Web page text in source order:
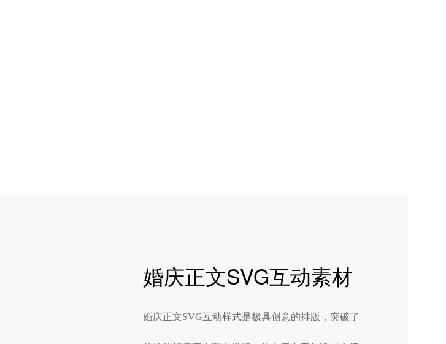
婚庆正文SVG互动素材
婚庆正文SVG互动样式是极具创意的排版，突破了